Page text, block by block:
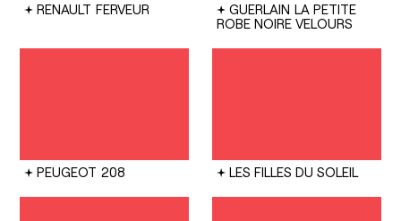
RENAULT FERVEUR GUERLAIN LA PETITE
ROBE NOIRE VELOURS
PEUGEOT 208 LES FILLES DU SOLEIL